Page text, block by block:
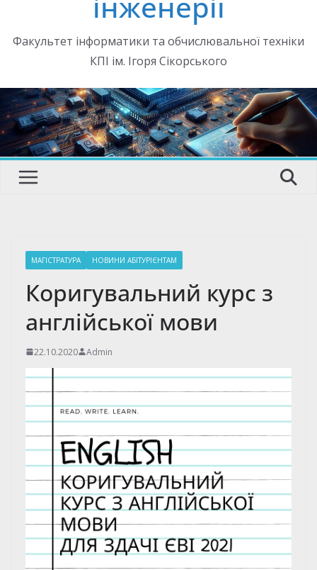
Факультет інформатики та обчислювальної техніки
КПІ ім. Ігоря Сікорського
МАГІСТРАТУРА НОВИНИ АБІТУРІЄНТАМ
Коригувальний курс з
англійської мови
22.10.2020 Admin